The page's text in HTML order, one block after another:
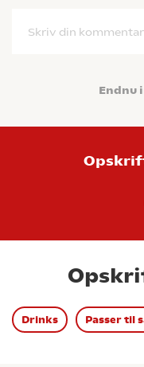
Skriv din
Endnu
Drinks Passer til